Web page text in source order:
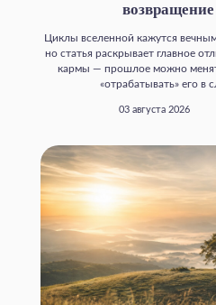
Циклы вселенной кажутся
но статья раскрывает главное
кармы — прошлое можно
«отрабатывать» его в
03 августа 2026